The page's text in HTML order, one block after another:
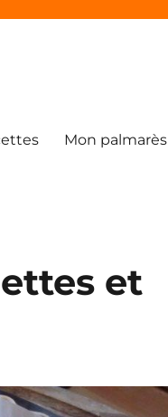
Mon palmarès
et